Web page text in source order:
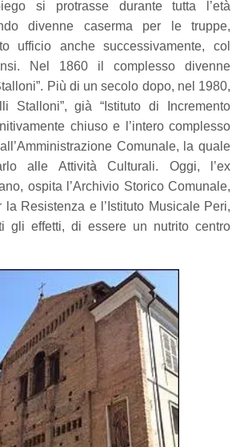
si protrasse durante tutta l’età
divenne caserma per le truppe,
ufficio anche successivamente, col
Nel 1860 il complesso divenne
Più di un secolo dopo, nel 1980,
Stalloni”, già “Istituto di Incremento
chiuso e l’intero complesso
Comunale, la quale
alle Attività Culturali. Oggi, l’ex
ospita l’Archivio Storico Comunale,
la Resistenza e l’Istituto Musicale Peri,
gli effetti, di essere un nutrito centro